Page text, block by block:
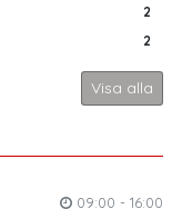
2
2
Visa alla
09:00 - 16:00